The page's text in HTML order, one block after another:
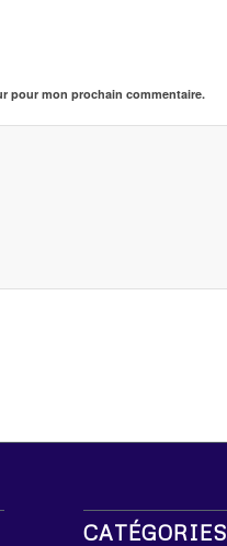
pour mon prochain commentaire.
CATÉGORIES